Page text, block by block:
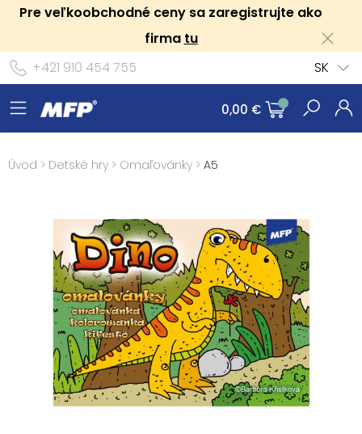
Pre veľkoobchodné ceny sa zaregistrujte ako
firma tu
+421 910 454 755
SK
0,00 €
Úvod > Detské hry > Omaľovánky > A5